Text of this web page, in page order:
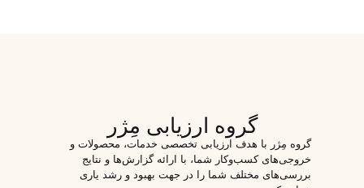
گروه ارزیابی مِژر
گروه مِژر با هدف ارزیابی تخصصی خدمات، محصولات و
خروجی‌های کسب‌وکار شما، با ارائه گزارش‌ها و نتایج
بررسی‌های مختلف شما را در جهت بهبود و رشد یاری